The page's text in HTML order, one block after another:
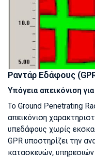
Ραντάρ Εδάφους
Υπόγεια απεικόνιση
Το Ground Penetrating
απεικόνιση
υπεδάφους χωρίς
GPR υποστηρίζει την
κατασκευών,